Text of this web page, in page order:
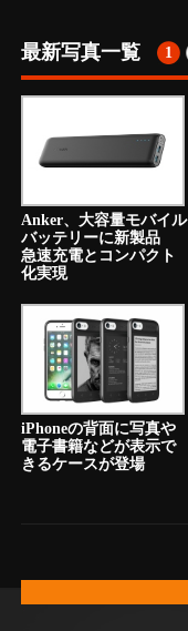
最新写真一覧 1
Anker、大容量モバイル
バッテリーに新製品
急速充電とコンパクト
化実現
iPhoneの背面に写真や
電子書籍などが表示で
きるケースが登場